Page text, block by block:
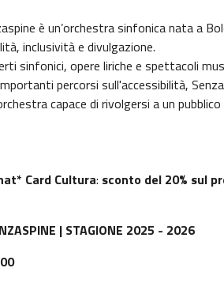
è un’orchestra sinfonica nata a
inclusività e divulgazione.
sinfonici, opere liriche e spettacoli
percorsi sull'accessibilità,
capace di rivolgersi a un
Card Cultura: sconto del 20% sul
| STAGIONE 2025 - 2026